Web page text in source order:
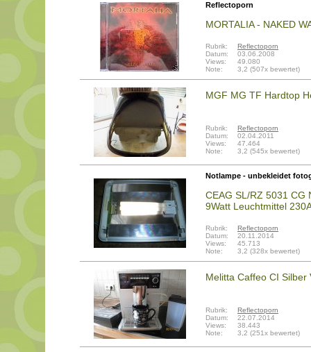
Reflectoporn
MORTALIA - NAKED
Rubrik:
Reflectoporn
Datum:
03.06.2008
Views:
49.080
Note:
3,2 (507x bewertet)
MGF MG TF Hardtop
Rubrik:
Reflectoporn
Datum:
02.04.2011
Views:
47.464
Note:
3,2 (545x bewertet)
Notlampe - unbekleidet
CEAG SL/RZ 5031 CG
9Watt Leuchtmittel
Rubrik:
Reflectoporn
Datum:
20.11.2014
Views:
45.713
Note:
3,2 (328x bewertet)
Melitta Caffeo CI Silber
Rubrik:
Reflectoporn
Datum:
22.07.2014
Views:
38.443
Note:
3,2 (251x bewertet)